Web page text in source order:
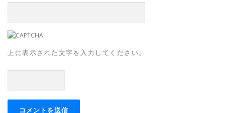
上に表示された文字を入力してください。